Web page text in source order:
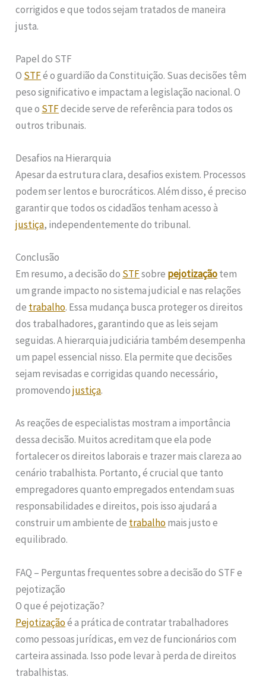
corrigidos e que todos sejam tratados de maneira
justa.
Papel do STF
O STFé o guardião da Constituição. Suas decisões têm
peso significativo e impactam a legislação nacional. O
que o STFdecide serve de referência para todos os
outros tribunais.
Desafios na Hierarquia
Apesar da estrutura clara, desafios existem. Processos
podem ser lentos e burocráticos. Além disso, é preciso
garantir que todos os cidadãos tenham acesso à
justiça, independentemente do tribunal.
Conclusão
Em resumo, a decisão do STFsobre pejotizaçãotem
um grande impacto no sistema judicial e nas relações
de trabalho. Essa mudança busca proteger os direitos
dos trabalhadores, garantindo que as leis sejam
seguidas. A hierarquia judiciária também desempenha
um papel essencial nisso. Ela permite que decisões
sejam revisadas e corrigidas quando necessário,
promovendojustiça.
As reações de especialistas mostram a importância
dessa decisão. Muitos acreditam que ela pode
fortalecer os direitos laborais e trazer mais clareza ao
cenário trabalhista. Portanto, é crucial que tanto
empregadores quanto empregados entendam suas
responsabilidades e direitos, pois isso ajudará a
construir um ambiente de trabalhomais justo e
equilibrado.
FAQ – Perguntas frequentes sobre a decisão do STF e
pejotização
O que é pejotização?
Pejotizaçãoé a prática de contratar trabalhadores
como pessoas jurídicas, em vez de funcionários com
carteira assinada. Isso pode levar à perda de direitos
trabalhistas.